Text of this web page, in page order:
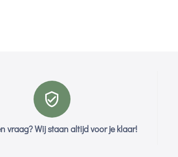
vraag? Wij staan altijd voor je klaar!